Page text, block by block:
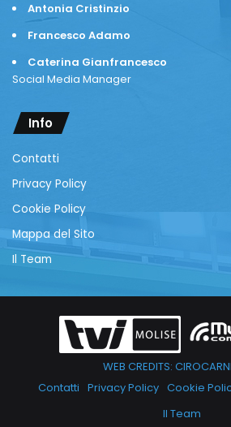
Antonia Cristinzio
Francesco Adamo
Caterina Gianfrancesco
Social Media Manager
Info
Contatti
Privacy Policy
Cookie Policy
Mappa del Sito
Il Team
WEB CREDITS:
Contatti Privacy Policy Cookie
Il Team